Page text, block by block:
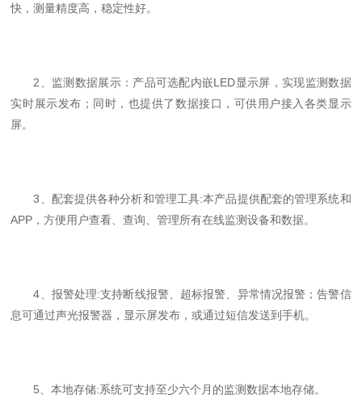
快，测量精度高，稳定性好。
2、监测数据展示：产品可选配内嵌LED显示屏，实现监测数据
实时展示发布；同时，也提供了数据接口，可供用户接入各类显示
屏。
3、配套提供各种分析和管理工具:本产品提供配套的管理系统和
APP，方便用户查看、查询、管理所有在线监测设备和数据。
4、报警处理:支持断线报警、超标报警、异常情况报警；告警信
息可通过声光报警器，显示屏发布，或通过短信发送到手机。
5、本地存储:系统可支持至少六个月的监测数据本地存储。